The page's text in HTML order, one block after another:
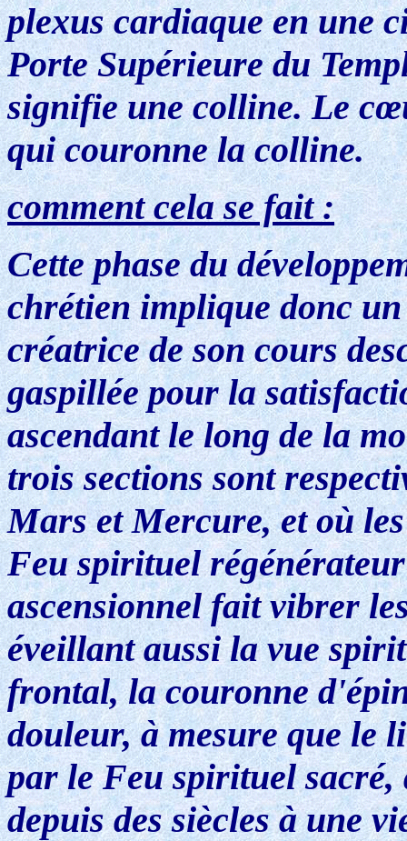
plexus cardiaque en une
Porte Supérieure du
signifie une colline. Le
qui couronne la colline.
comment cela se fait :
Cette phase du
chrétien implique donc
créatrice de son cours
gaspillée pour la
ascendant le long de la
trois sections sont
Mars et Mercure, et où
Feu spirituel
ascensionnel fait vibrer
éveillant aussi la vue
frontal, la couronne
douleur, à mesure que le
par le Feu spirituel
depuis des siècles à une